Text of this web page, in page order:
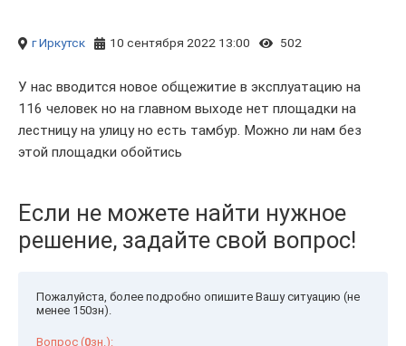
г Иркутск 10 сентября 2022 13:00 502
У нас вводится новое общежитие в эксплуатацию на
116 человек но на главном выходе нет площадки на
лестницу на улицу но есть тамбур. Можно ли нам без
этой площадки обойтись
Если не можете найти нужное
решение, задайте свой вопрос!
Пожалуйста, более подробно опишите Вашу ситуацию (не
менее 150зн).
Вопрос (0зн.):